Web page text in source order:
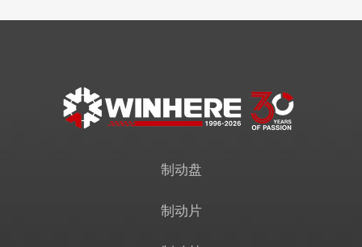
制动盘
制动片